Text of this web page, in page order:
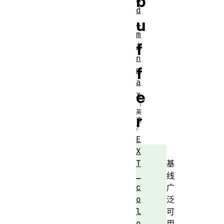
u
f
f
e
r
基
线
广
泛
可
d
_
m
i
n
m
a
x
E
X
T
c
o
l